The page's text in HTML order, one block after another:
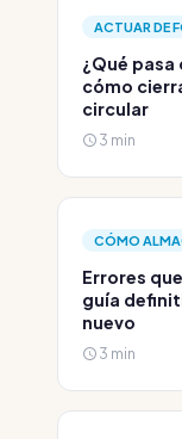
ACTUAR DE
¿Qué
cómo
circular
3 min
CÓMO
Errores
guía
nuevo
3 min